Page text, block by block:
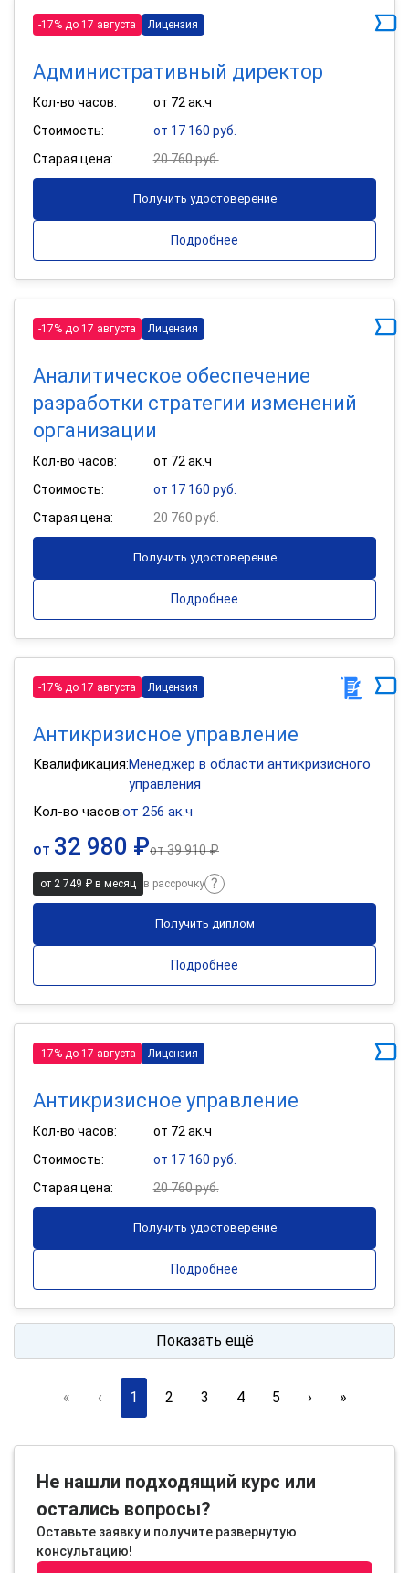
-17% до 17 августа Лицензия
Административный директор
Кол-во часов:
от 72 ак.ч
Стоимость:
от 17 160 руб.
Старая цена:
20 760 руб.
Получить удостоверение
Подробнее
-17% до 17 августа Лицензия
Аналитическое обеспечение
разработки стратегии изменений
организации
Кол-во часов:
от 72 ак.ч
Стоимость:
от 17 160 руб.
Старая цена:
20 760 руб.
Получить удостоверение
Подробнее
-17% до 17 августа Лицензия
Антикризисное управление
Квалификация:Менеджер в области антикризисного
управления
Кол-во часов:от 256 ак.ч
от 32 980 ₽от39 910 ₽
от 2 749 ₽ в месяц в рассрочку
Получить диплом
Подробнее
-17% до 17 августа Лицензия
Антикризисное управление
Кол-во часов:
от 72 ак.ч
Стоимость:
от 17 160 руб.
Старая цена:
20 760 руб.
Получить удостоверение
Подробнее
Показать ещё
« ‹ 1 2 3 4 5 › »
Не нашли подходящий курс или
остались вопросы?
Оставьте заявку и получите развернутую
консультацию!